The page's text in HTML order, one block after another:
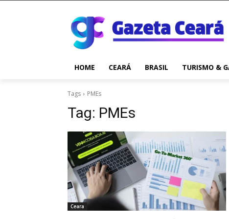
HOME CEARÁ BRASIL TURISMO &
Tags PMEs
Tag: PMEs
Ceara